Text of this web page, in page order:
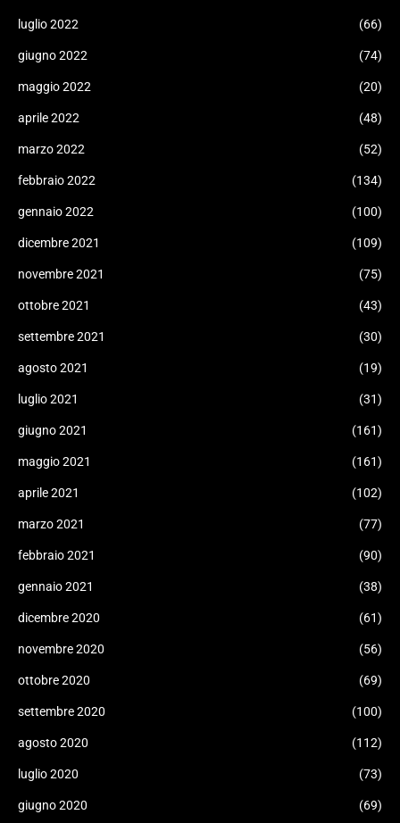
luglio 2022 (66)
giugno 2022 (74)
maggio 2022 (20)
aprile 2022 (48)
marzo 2022 (52)
febbraio 2022 (134)
gennaio 2022 (100)
dicembre 2021 (109)
novembre 2021 (75)
ottobre 2021 (43)
settembre 2021 (30)
agosto 2021 (19)
luglio 2021 (31)
giugno 2021 (161)
maggio 2021 (161)
aprile 2021 (102)
marzo 2021 (77)
febbraio 2021 (90)
gennaio 2021 (38)
dicembre 2020 (61)
novembre 2020 (56)
ottobre 2020 (69)
settembre 2020 (100)
agosto 2020 (112)
luglio 2020 (73)
giugno 2020 (69)